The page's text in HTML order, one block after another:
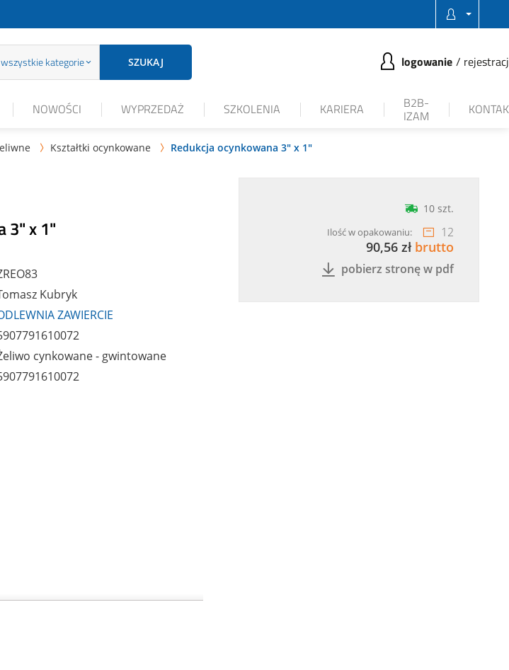
wszystkie kategorie SZUKAJ logowanie
NOWOŚCI WYPRZEDAŻ SZKOLENIA KARIERA B2B-
IZAM
 Kształtki ocynkowane  Redukcja ocynkowana 3" x 1"
3" x 1"
Kubryk
ZAWIERCIE
cynkowane - gwintowane
10 szt.
Ilość w opakowaniu: 12
90,56 zł brutto
pobierz stronę w pdf